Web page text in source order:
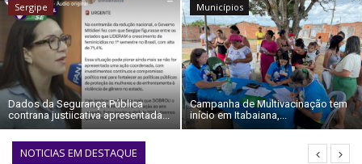
Sergipe
Dados da Segurança Pública
contrana justiicativa apresentada...
Municípios
Campanha de Multivacinação tem
início em Itabaiana,...
NOTICIAS EM DESTAQUE